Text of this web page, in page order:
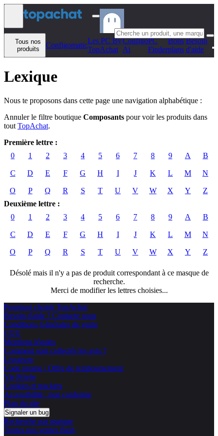
Aller au contenu
Tous nos
produits
Configomatic
Les PC By
TopAchat
Configo
Ai
PC
Finder
Bons
plans
Besoin
d'aide
Lexique
Nous te proposons dans cette page une navigation alphabétique :
Annuler le filtre boutique Composants pour voir les produits dans
tout TopAchat.
Première lettre :
0
1 2 3 4 5 6 7 8 9 A B
C D E F G H I J K L M N
O P Q R S T U V W X Y
Z
Deuxième lettre :
0
1 2 3 4 5 6 7 8 9 A B
C D E F G H I J K L M N
O P Q R S T U V W X Y Z
Désolé mais il n'y a pas de produit correspondant à ce masque de
recherche.
Merci de modifier les lettres choisies...
Pourquoi choisir TopAchat
Besoin d'aide ? Contacte nous
Conditions Générales de vente
CGU
Mentions légales
Comment sont collectés les avis ?
Livraison
Code promo / Offre de remboursement
Vie Privée
Cookies et trackers
Accessibilité : non conforme
Plan du site
Signaler un bug
Recherche par marque
Toutes nos ventes flash